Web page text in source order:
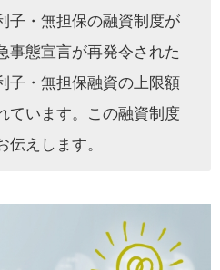
子・無担保の融資制度が
事態宣言が再発令された
子・無担保融資の上限額
ています。この融資制度
えします。